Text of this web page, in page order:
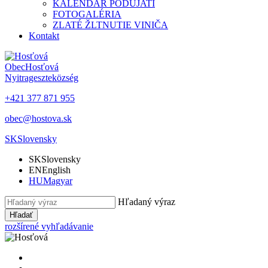
KALENDÁR PODUJATÍ
FOTOGALÉRIA
ZLATÉ ŽLTNUTIE VINIČA
Kontakt
ObecHosťová
Nyitrageszteközség
+421 377 871 955
obec@hostova.sk
SKSlovensky
SKSlovensky
ENEnglish
HUMagyar
Hľadaný výraz
Hľadať
rozšírené vyhľadávanie